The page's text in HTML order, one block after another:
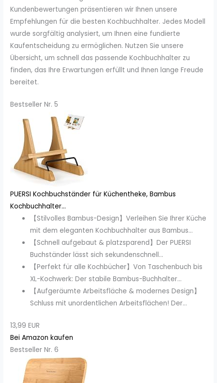
Kundenbewertungen präsentieren wir Ihnen unsere
Empfehlungen für die besten Kochbuchhalter. Jedes Modell
wurde sorgfältig analysiert, um Ihnen eine fundierte
Kaufentscheidung zu ermöglichen. Nutzen Sie unsere
Übersicht, um schnell das passende Kochbuchhalter zu
finden, das Ihre Erwartungen erfüllt und Ihnen lange Freude
bereitet.
Bestseller Nr. 5
PUERSI Kochbuchständer für Küchentheke, Bambus
Kochbuchhalter...
【Stilvolles Bambus-Design】Verleihen Sie Ihrer Küche
mit dem eleganten Kochbuchhalter aus Bambus...
【Schnell aufgebaut & platzsparend】Der PUERSI
Buchständer lässt sich sekundenschnell...
【Perfekt für alle Kochbücher】Von Taschenbuch bis
XL-Kochwerk: Der stabile Bambus-Buchhalter...
【Aufgeräumte Arbeitsfläche & modernes Design】
Schluss mit unordentlichen Arbeitsflächen! Der...
13,99 EUR
Bei Amazon kaufen
Bestseller Nr. 6